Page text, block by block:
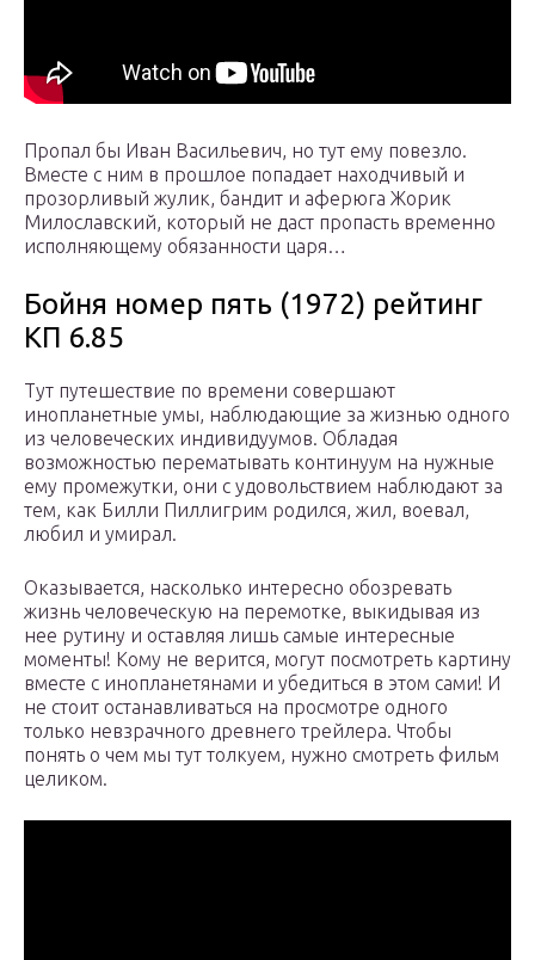
Пропал бы Иван Васильевич, но тут ему повезло.
Вместе с ним в прошлое попадает находчивый и
прозорливый жулик, бандит и аферюга Жорик
Милославский, который не даст пропасть временно
исполняющему обязанности царя…
Бойня номер пять (1972) рейтинг
КП 6.85
Тут путешествие по времени совершают
инопланетные умы, наблюдающие за жизнью одного
из человеческих индивидуумов. Обладая
возможностью перематывать континуум на нужные
ему промежутки, они с удовольствием наблюдают за
тем, как Билли Пиллигрим родился, жил, воевал,
любил и умирал.
Оказывается, насколько интересно обозревать
жизнь человеческую на перемотке, выкидывая из
нее рутину и оставляя лишь самые интересные
моменты! Кому не верится, могут посмотреть картину
вместе с инопланетянами и убедиться в этом сами! И
не стоит останавливаться на просмотре одного
только невзрачного древнего трейлера. Чтобы
понять о чем мы тут толкуем, нужно смотреть фильм
целиком.